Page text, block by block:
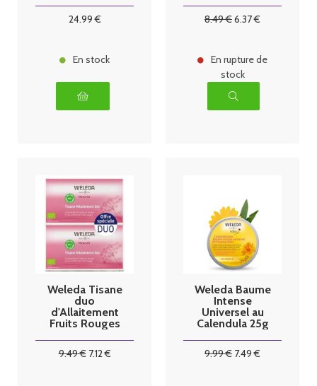
24.99€
En stock
8.49€6.37€
En rupture de
stock
Weleda Tisane
duo
d'Allaitement
Fruits Rouges
9.49€ 7.12€
Weleda Baume
Intense
Universel au
Calendula 25g
9.99€ 7.49 €